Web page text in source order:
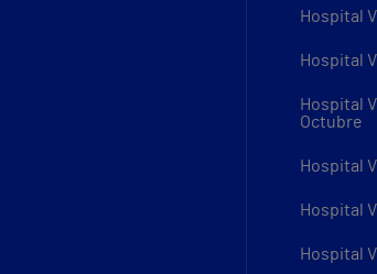
Hospital
Hospital
Hospital
Octubre
Hospital
Hospital
Hospital